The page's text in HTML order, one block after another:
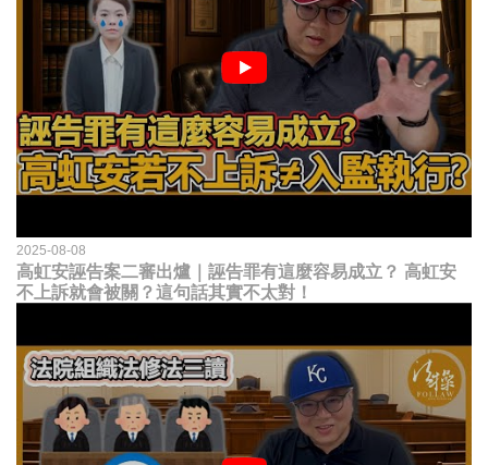
2025-08-08
高虹安誣告案二審出爐｜誣告罪有這麼容易成立？ 高虹安
不上訴就會被關？這句話其實不太對！